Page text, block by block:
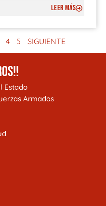
LEER MÁS
4 5 SIGUIENTE
Estado
Armadas